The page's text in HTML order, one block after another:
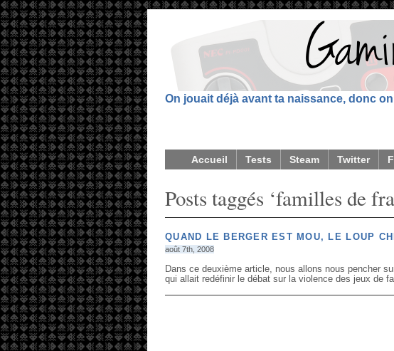
On jouait déjà avant ta naissance, donc
Accueil Tests Steam Twitter
Posts taggés ‘familles de
QUAND LE BERGER EST MOU, LE LOUP
août 7th, 2008
Dans ce deuxième article, nous allons nous pencher
qui allait redéfinir le débat sur la violence des jeux de